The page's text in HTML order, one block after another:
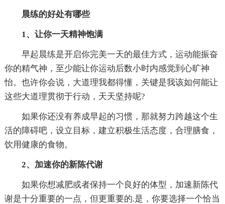
晨练的好处有哪些
1、让你一天精神饱满
早起晨练是开启你完美一天的最佳方式，运动能振奋
你的精气神，至少能让你运动后数小时内感觉到心旷神
怡。也许你会说，大道理我都得懂，关键是我该如何能让
这些大道理贯彻于行动，天天坚持呢?
如果你还没有养成早起的习惯，那就努力跨越这个生
活的障碍吧，设立目标，建立积极生活态度，合理膳食，
饮用健康的食物。
2、加速你的新陈代谢
如果你想减肥或者保持一个良好的体型，加速新陈代
谢是十分重要的一点，但更重要的.是，你要选择一个恰当